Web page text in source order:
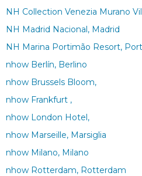
NH Collection Venezia Murano
NH Madrid Nacional, Madrid
NH Marina Portimão Resort,
nhow Berlín, Berlino
nhow Brussels Bloom,
nhow Frankfurt ,
nhow London Hotel,
nhow Marseille, Marsiglia
nhow Milano, Milano
nhow Rotterdam, Rotterdam